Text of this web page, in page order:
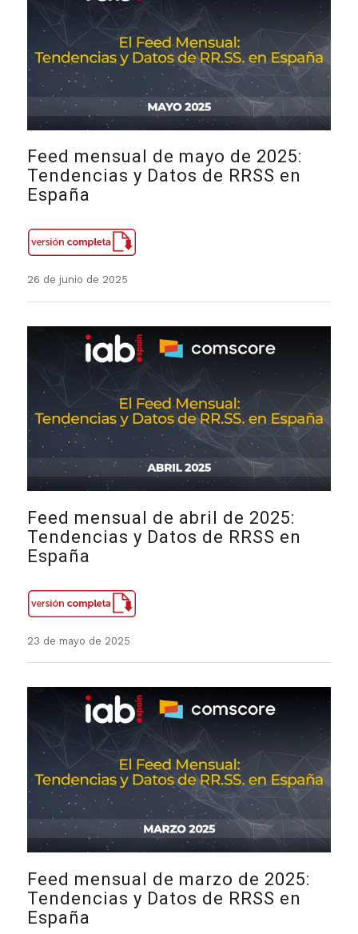
Feed mensual de mayo de 2025:
Tendencias y Datos de RRSS en
España
26 de junio de 2025
Feed mensual de abril de 2025:
Tendencias y Datos de RRSS en
España
23 de mayo de 2025
Feed mensual de marzo de 2025:
Tendencias y Datos de RRSS en
España